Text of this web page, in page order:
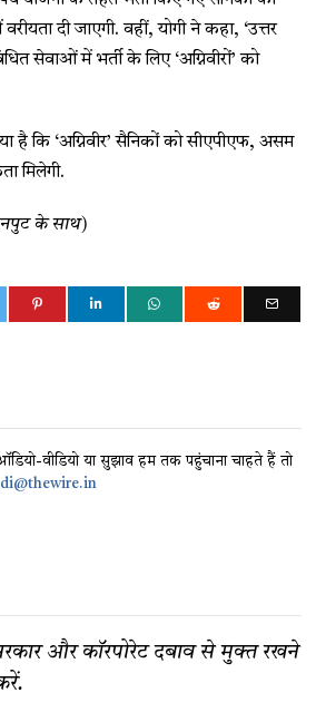
दी जाएगी. वहीं, योगी ने कहा, ‘उत्तर
सेवाओं में भर्ती के लिए ‘अग्निवीरों’ को
है कि ‘अग्निवीर’ सैनिकों को सीएपीएफ, असम
मिलेगी.
के साथ)
वीडियो या सुझाव हम तक पहुंचाना चाहते हैं तो
सरकार और कॉरपोरेट दबाव से मुक्त रखने